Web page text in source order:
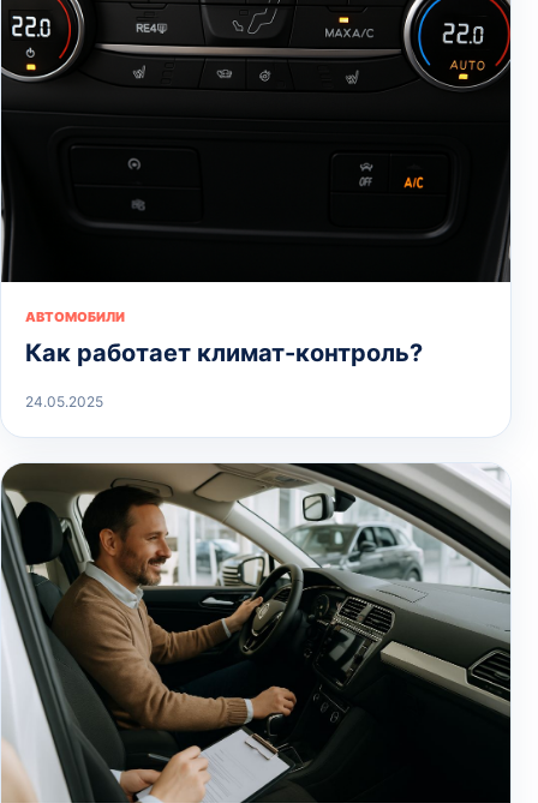
АВТОМОБИЛИ
Как работает климат-контроль?
24.05.2025